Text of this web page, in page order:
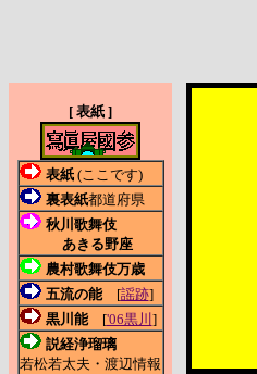
[ 表紙 ]
表紙(ここです)
裏表紙都道府県
秋川歌舞伎
あきる野座
農村歌舞伎万歳
五流の能[謡跡]
黒川能['06黒川 ]
説経浄瑠璃
若松若太夫・渡辺情報